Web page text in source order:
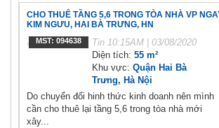
CHO THUÊ TẦNG 5,6 TRONG TÒA NHÀ VP
KIM NGƯU, HAI BÀ TRƯNG, HN
MST: 094638 Tin 10:15AM | 03/08/2020
Diện tích: 55 m²
Khu vực: Quận Hai Bà
Trưng, Hà Nội
Do chuyển đổi hinh thức kinh doanh nên mình
cần cho thuê lại tầng 5,6 trong tòa nhà mới
xây...